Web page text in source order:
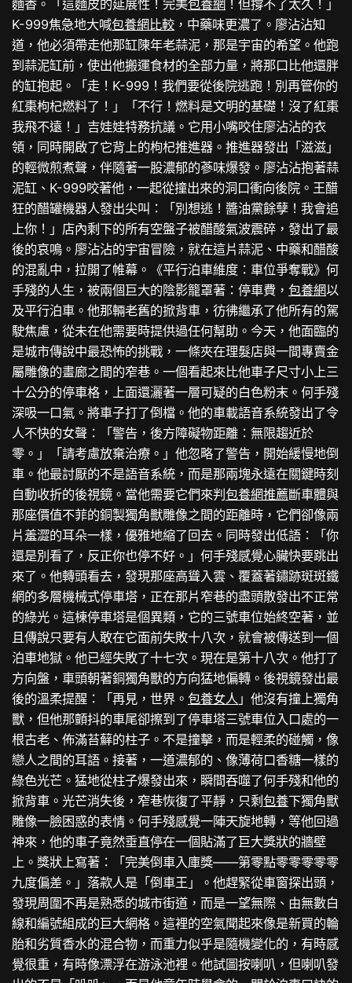
麵香。「這麵皮的延展性！完美包養網 ！但撐不了太久！」
K-999焦急地大喊包養網比較 ，中藥味更濃了。廖沾沾知
道，他必須帶走他那缸陳年老蒜泥，那是宇宙的希望。他跑
到蒜泥缸前，使出他搬運食材的全部力量，將那口比他還胖
的缸抱起。「走！K-999！我們要從後院逃跑！別再管你的
紅棗枸杞燃料了！」「不行！燃料是文明的基礎！沒了紅棗
我飛不遠！」吉娃娃特務抗議。它用小嘴咬住廖沾沾的衣
領，同時開啟了它背上的枸杞推進器。推進器發出「滋滋」
的輕微煎煮聲，伴隨著一股濃郁的蔘味爆發。廖沾沾抱著蒜
泥缸、K-999咬著他，一起從撞出來的洞口衝向後院。王醋
狂的醋罐機器人發出尖叫：「別想逃！醬油黨餘孽！我會追
上你！」店內剩下的所有空盤子被醋酸氣波震碎，發出了最
後的哀鳴。廖沾沾的宇宙冒險，就在這片蒜泥、中藥和醋酸
的混亂中，拉開了帷幕。《平行泊車維度：車位爭奪戰》何
手殘的人生，被兩個巨大的陰影籠罩著：停車費，包養網以
及平行泊車。他那輛老舊的掀背車，彷彿繼承了他所有的駕
駛焦慮，從未在他需要時提供過任何幫助。今天，他面臨的
是城市傳說中最恐怖的挑戰，一條夾在理髮店與一間專賣金
屬雕像的畫廊之間的窄巷。一個看起來比他車子尺寸小上三
十公分的停車格，上面還灑著一層可疑的白色粉末。何手殘
深吸一口氣。將車子打了倒檔。他的車載語音系統發出了令
人不快的女聲：「警告，後方障礙物距離：無限趨近於
零。」「請考慮放棄治療。」他忽略了警告，開始緩慢地倒
車。他最討厭的不是語音系統，而是那兩塊永遠在關鍵時刻
自動收折的後視鏡。當他需要它們來判包養網推薦斷車體與
那座價值不菲的銅製獨角獸雕像之間的距離時，它們卻像兩
片羞澀的耳朵一樣，優雅地縮了回去。同時發出低語：「你
還是別看了，反正你也停不好。」何手殘感覺心臟快要跳出
來了。他轉頭看去，發現那座高聳入雲、覆蓋著鏽跡斑斑鐵
網的多層機械式停車塔，正在那片窄巷的盡頭散發出不正常
的綠光。這棟停車塔是個異類，它的三號車位始終空著，並
且傳說只要有人敢在它面前失敗十八次，就會被傳送到一個
泊車地獄。他已經失敗了十七次。現在是第十八次。他打了
方向盤，車頭朝著銅獨角獸的方向猛地偏轉。後視鏡發出最
後的溫柔提醒：「再見，世界。包養女人 」他沒有撞上獨角
獸，但他那顫抖的車尾卻擦到了停車塔三號車位入口處的一
根古老、佈滿苔蘚的柱子。不是撞擊，而是輕柔的碰觸，像
戀人之間的耳語。接著，一道濃郁的、像薄荷口香糖一樣的
綠色光芒。猛地從柱子爆發出來，瞬間吞噬了何手殘和他的
掀背車。光芒消失後，窄巷恢復了平靜，只剩包養下獨角獸
雕像一臉困惑的表情。何手殘感覺一陣天旋地轉，等他回過
神來，他的車子竟然垂直停在一個貼滿了巨大獎狀的牆壁
上。獎狀上寫著：「完美倒車入庫獎——第零點零零零零零
九度偏差。」落款人是「倒車王」。他趕緊從車窗探出頭，
發現周圍不再是熟悉的城市街道，而是一望無際、由無數白
線和編號組成的巨大網格。這裡的空氣聞起來像是新買的輪
胎和劣質香水的混合物，而重力似乎是隨機變化的，有時感
覺很重，有時像漂浮在游泳池裡。他試圖按喇叭，但喇叭發